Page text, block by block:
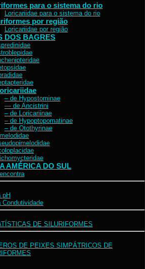
para o sistema do rio
Loricariidae para o sistema do rio
por região
Loricariidae por região
DOS BAGRES
– de Hypostominae
— de Ancistrini
– de Loricariinae
– de Hypoptopomatinae
– de Otothyrinae
AMÉRICA DO SUL
pH
Condutividade
DE SILURIFORMES
DE PEIXES SIMPÁTRICOS DE